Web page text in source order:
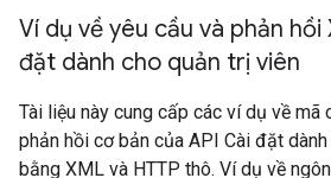
Ví dụ về yêu cầu và phản hồi
đặt dành cho quản trị viên
Tài liệu này cung cấp các ví dụ về mã
phản hồi cơ bản của API Cài đặt
bằng XML và HTTP thô. Ví dụ về